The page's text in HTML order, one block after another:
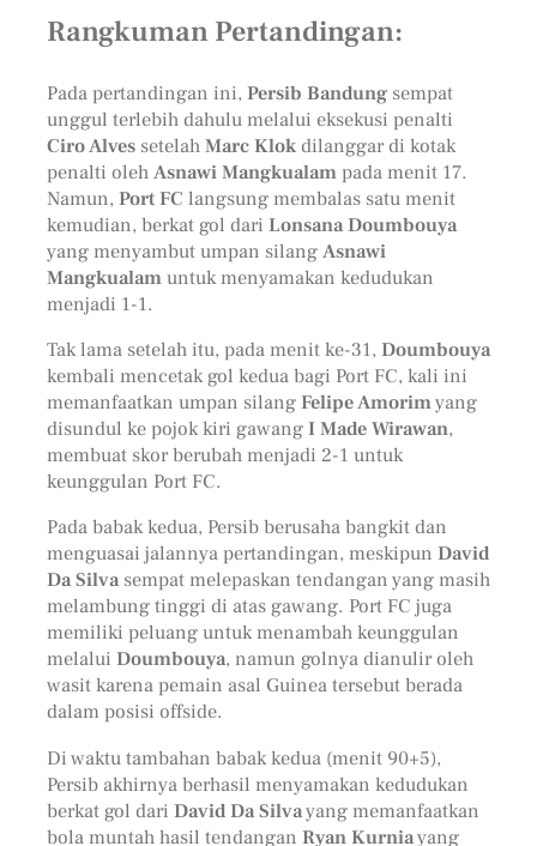
Rangkuman Pertandingan:
Pada pertandingan ini, Persib Bandungsempat
unggul terlebih dahulu melalui eksekusi penalti
Ciro AlvessetelahMarc Klokdilanggar di kotak
penalti olehAsnawi Mangkualampada menit 17.
Namun, Port FC langsung membalas satu menit
kemudian, berkat gol dari Lonsana Doumbouya
yang menyambut umpan silangAsnawi
Mangkualamuntuk menyamakan kedudukan
menjadi 1-1.
Tak lama setelah itu, pada menit ke-31, Doumbouya
kembali mencetak gol kedua bagi Port FC, kali ini
memanfaatkan umpan silangFelipe Amorimyang
disundul ke pojok kiri gawangI Made Wirawan,
membuat skor berubah menjadi 2-1 untuk
keunggulan Port FC.
Pada babak kedua, Persib berusaha bangkit dan
menguasai jalannya pertandingan, meskipun David
Da Silvasempat melepaskan tendangan yang masih
melambung tinggi di atas gawang. Port FC juga
memiliki peluang untuk menambah keunggulan
melalui Doumbouya, namun golnya dianulir oleh
wasit karena pemain asal Guinea tersebut berada
dalam posisi offside.
Di waktu tambahan babak kedua (menit 90+5),
Persib akhirnya berhasil menyamakan kedudukan
berkat gol dari David Da Silvayang memanfaatkan
bola muntah hasil tendangan Ryan Kurniayang